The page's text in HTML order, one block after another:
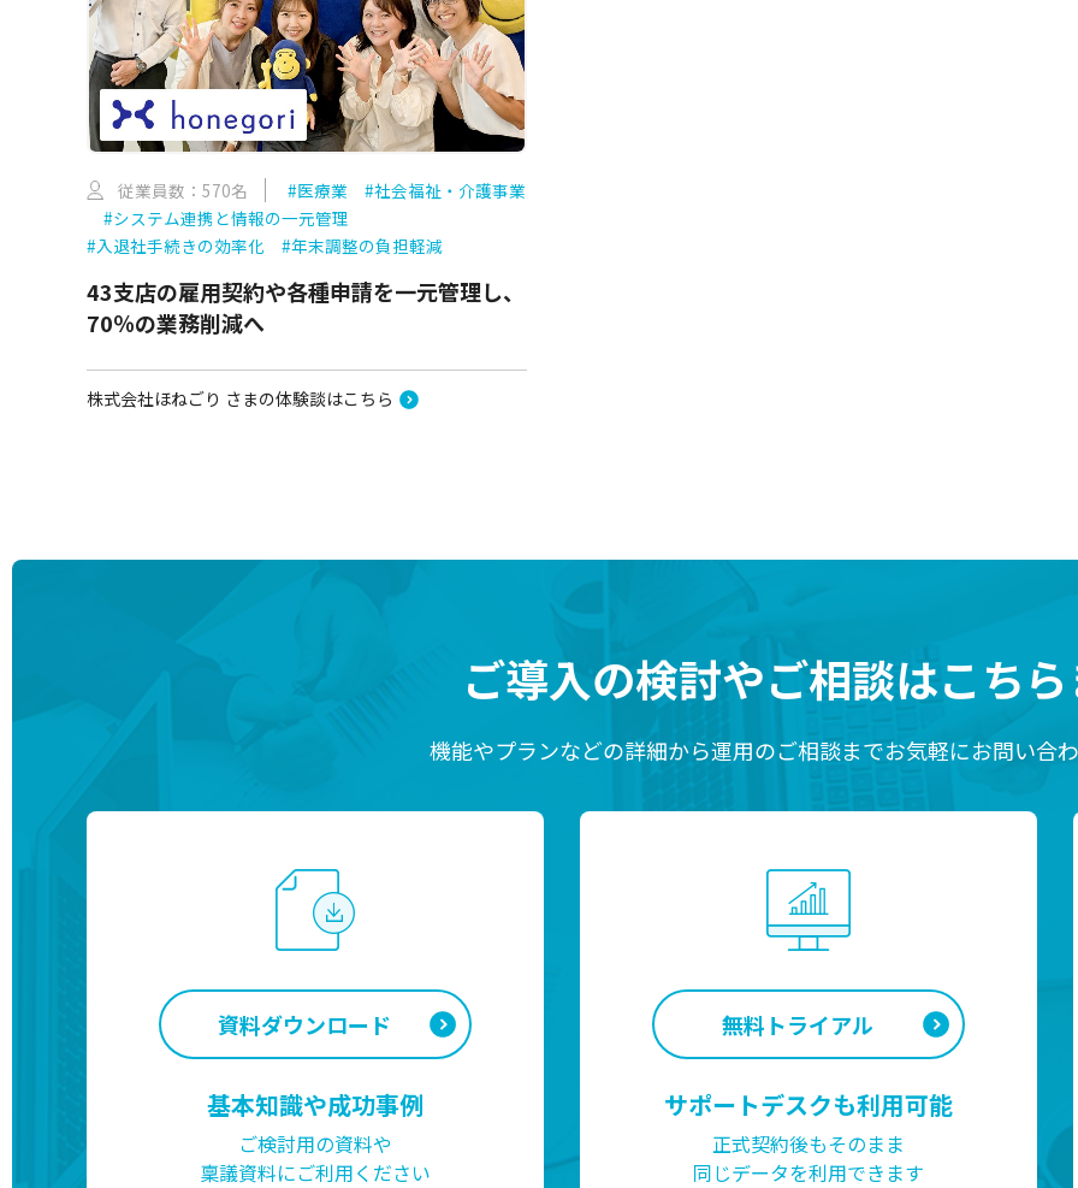
従業員数：570名 #医療業
#社会福祉・介護事業
#システム連携と情報の一元管理
#入退社手続きの効率化
#年末調整の負担軽減
43支店の雇用契約や各種申請を一元管理し、
70％の業務削減へ
株式会社ほねごり さまの体験談はこちら
ご導入の検討やご相談はこち
機能やプランなどの詳細から運用のご相談までお気軽にお問い合
資料ダウンロード
基本知識や成功事例
ご検討用の資料や
稟議資料にご利用ください
無料トライアル
サポートデスクも利用可能
正式契約後もそのまま
同じデータを利用できます